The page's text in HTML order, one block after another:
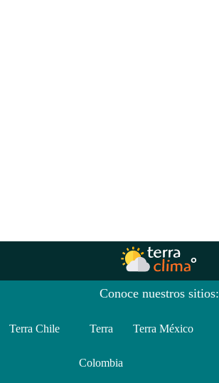
Conoce nuestros sitios:
Terra Chile Terra
Colombia
Terra México